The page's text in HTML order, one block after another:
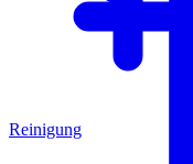
Reinigung